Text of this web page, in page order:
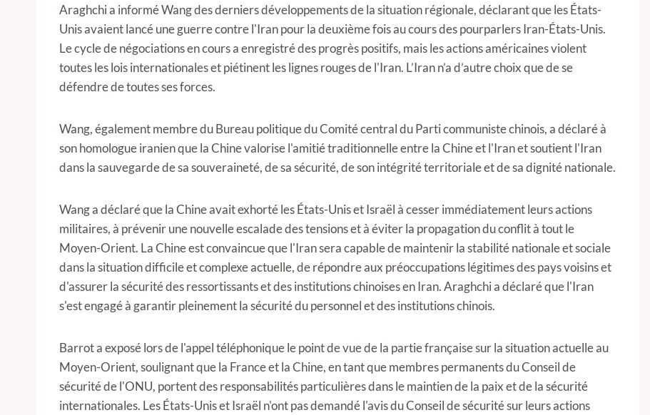
Araghchi a informé Wang des derniers développements de la situation régionale, déclarant que les États-
Unis avaient lancé une guerre contre l'Iran pour la deuxième fois au cours des pourparlers Iran-États-Unis.
Le cycle de négociations en cours a enregistré des progrès positifs, mais les actions américaines violent
toutes les lois internationales et piétinent les lignes rouges de l'Iran. L’Iran n’a d’autre choix que de se
défendre de toutes ses forces.
Wang, également membre du Bureau politique du Comité central du Parti communiste chinois, a déclaré à
son homologue iranien que la Chine valorise l'amitié traditionnelle entre la Chine et l'Iran et soutient l'Iran
dans la sauvegarde de sa souveraineté, de sa sécurité, de son intégrité territoriale et de sa dignité nationale.
Wang a déclaré que la Chine avait exhorté les États-Unis et Israël à cesser immédiatement leurs actions
militaires, à prévenir une nouvelle escalade des tensions et à éviter la propagation du conflit à tout le
Moyen-Orient. La Chine est convaincue que l'Iran sera capable de maintenir la stabilité nationale et sociale
dans la situation difficile et complexe actuelle, de répondre aux préoccupations légitimes des pays voisins et
d'assurer la sécurité des ressortissants et des institutions chinoises en Iran. Araghchi a déclaré que l'Iran
s'est engagé à garantir pleinement la sécurité du personnel et des institutions chinois.
Barrot a exposé lors de l'appel téléphonique le point de vue de la partie française sur la situation actuelle au
Moyen-Orient, soulignant que la France et la Chine, en tant que membres permanents du Conseil de
sécurité de l'ONU, portent des responsabilités particulières dans le maintien de la paix et de la sécurité
internationales. Les États-Unis et Israël n'ont pas demandé l'avis du Conseil de sécurité sur leurs actions